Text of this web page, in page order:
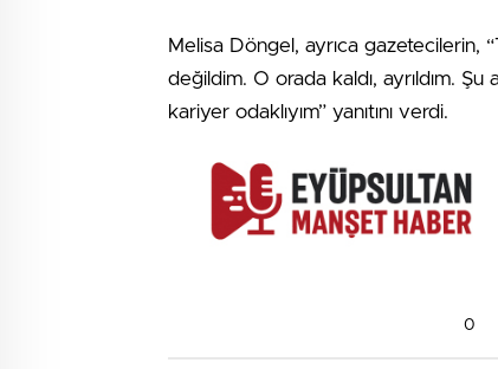
Melisa Döngel, ayrıca gazetecilerin,
değildim. O orada kaldı, ayrıldım.
kariyer odaklıyım” yanıtını verdi.
0